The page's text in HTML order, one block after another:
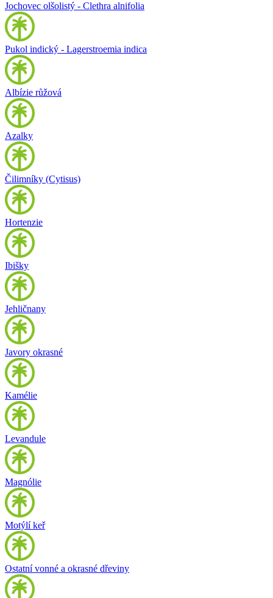
Jochovec olšolistý - Clethra alnifolia
Pukol indický - Lagerstroemia indica
Albízie růžová
Azalky
Čilimníky (Cytisus)
Hortenzie
Ibišky
Jehličnany
Javory okrasné
Kamélie
Levandule
Magnólie
Motýlí keř
Ostatní vonné a okrasné dřeviny